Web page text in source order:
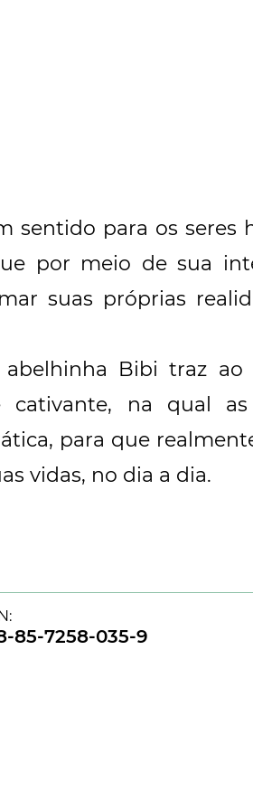
sentido para os seres
por meio de sua
suas próprias
Bibi traz ao
na qual as
para que
vidas, no dia a dia.
85-7258-035-9